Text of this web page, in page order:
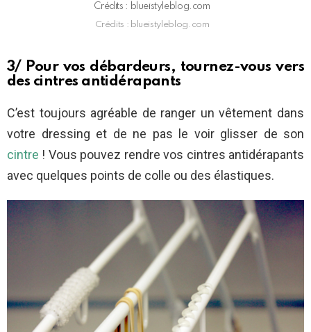
Crédits : blueistyleblog.com
Crédits : blueistyleblog.com
3/ Pour vos débardeurs, tournez-vous vers
des cintres antidérapants
C’est toujours agréable de ranger un vêtement dans
votre dressing et de ne pas le voir glisser de son
cintre ! Vous pouvez rendre vos cintres antidérapants
avec quelques points de colle ou des élastiques.